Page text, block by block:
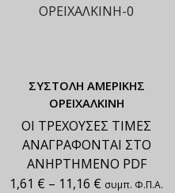
ΣΥΣΤΟΛΗ ΑΜΕΡΙΚΗΣ
ΟΡΕΙΧΑΛΚΙΝΗ
ΟΙ ΤΡΕΧΟΥΣΕΣ ΤΙΜΕΣ
ΑΝΑΓΡΑΦΟΝΤΑΙ ΣΤΟ
ΑΝΗΡΤΗΜΕΝΟ PDF
1,61 € – 11,16 € συμπ. Φ.Π.Α.